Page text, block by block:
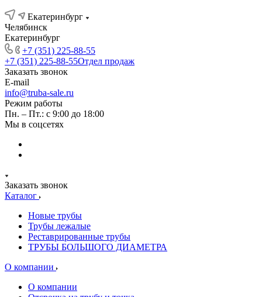
Екатеринбург
Челябинск
Екатеринбург
+7 (351) 225-88-55
+7 (351) 225-88-55Отдел продаж
Заказать звонок
E-mail
info@truba-sale.ru
Режим работы
Пн. – Пт.: с 9:00 до 18:00
Мы в соцсетях
Заказать звонок
Каталог
Новые трубы
Трубы лежалые
Реставрированные трубы
ТРУБЫ БОЛЬШОГО ДИАМЕТРА
О компании
О компании